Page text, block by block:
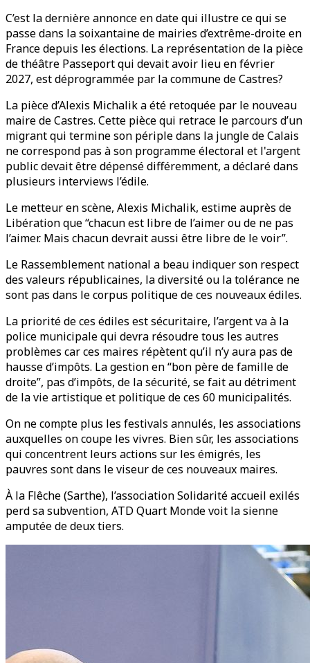
C’est la dernière annonce en date qui illustre ce qui se
passe dans la soixantaine de mairies d’extrême-droite en
France depuis les élections. La représentation de la pièce
de théâtre Passeport qui devait avoir lieu en février
2027, est déprogrammée par la commune de Castres?
La pièce d’Alexis Michalik a été retoquée par le nouveau
maire de Castres. Cette pièce qui retrace le parcours d’un
migrant qui termine son périple dans la jungle de Calais
ne correspond pas à son programme électoral et l'argent
public devait être dépensé différemment, a déclaré dans
plusieurs interviews l’édile.
Le metteur en scène, Alexis Michalik, estime auprès de
Libération que “chacun est libre de l’aimer ou de ne pas
l’aimer. Mais chacun devrait aussi être libre de le voir”.
Le Rassemblement national a beau indiquer son respect
des valeurs républicaines, la diversité ou la tolérance ne
sont pas dans le corpus politique de ces nouveaux édiles.
La priorité de ces édiles est sécuritaire, l’argent va à la
police municipale qui devra résoudre tous les autres
problèmes car ces maires répètent qu’il n’y aura pas de
hausse d’impôts. La gestion en “bon père de famille de
droite”, pas d’impôts, de la sécurité, se fait au détriment
de la vie artistique et politique de ces 60 municipalités.
On ne compte plus les festivals annulés, les associations
auxquelles on coupe les vivres. Bien sûr, les associations
qui concentrent leurs actions sur les émigrés, les
pauvres sont dans le viseur de ces nouveaux maires.
À la Flêche (Sarthe), l’association Solidarité accueil exilés
perd sa subvention, ATD Quart Monde voit la sienne
amputée de deux tiers.